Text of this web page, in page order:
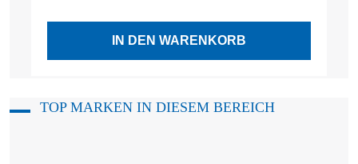
IN DEN WARENKORB
TOP MARKEN IN DIESEM BEREICH